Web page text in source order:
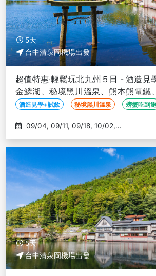
5天
台中清泉岡機場出發
超值特惠‧輕鬆玩北九州５日 - 酒造見
金鱗湖、秘境黑川溫泉、熊本熊電鐵
中出發
酒造見學+試飲 秘境黑川溫泉 螃蟹吃到飽
10/09
5天
台中清泉岡機場出發